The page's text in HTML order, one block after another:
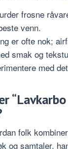
frosne
venn.
er ofte nok;
smak og
med
folk
og samtaler,